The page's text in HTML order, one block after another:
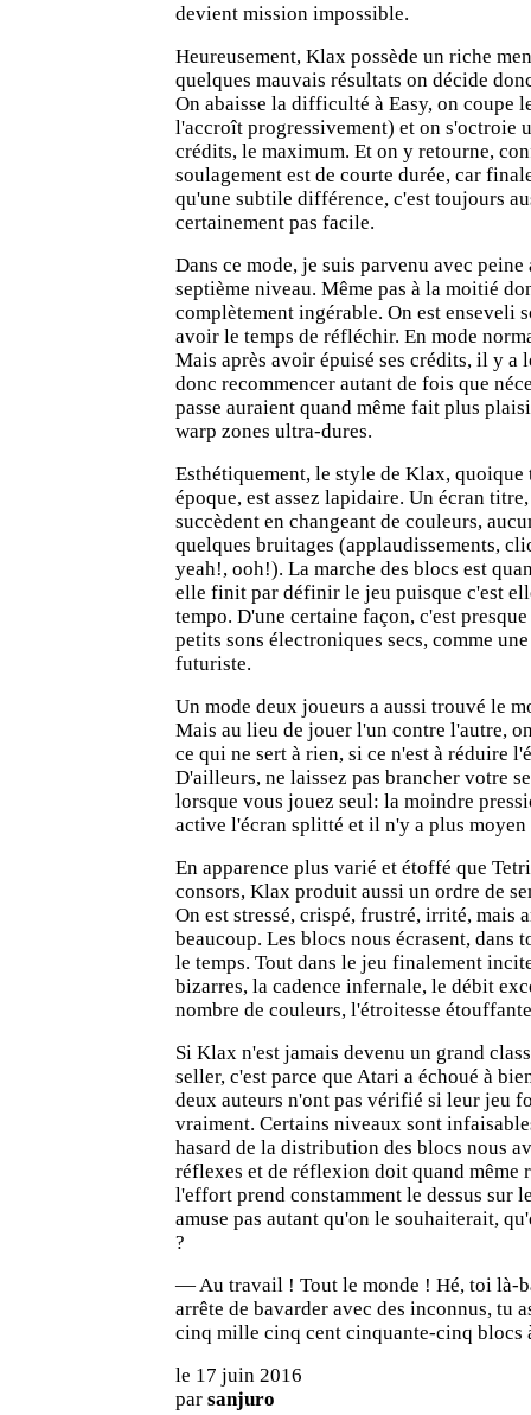
devient mission impossible.
Heureusement, Klax possède un riche
quelques mauvais résultats on décide
On abaisse la difficulté à Easy, on coupe
l'accroît progressivement) et on s'octroie
crédits, le maximum. Et on y retourne,
soulagement est de courte durée, car
qu'une subtile différence, c'est toujours
certainement pas facile.
Dans ce mode, je suis parvenu avec peine
septième niveau. Même pas à la moitié
complètement ingérable. On est enseveli
avoir le temps de réfléchir. En mode
Mais après avoir épuisé ses crédits, il y a
donc recommencer autant de fois que
passe auraient quand même fait plus
warp zones ultra-dures.
Esthétiquement, le style de Klax, quoique
époque, est assez lapidaire. Un écran
succèdent en changeant de couleurs,
quelques bruitages (applaudissements,
yeah!, ooh!). La marche des blocs est
elle finit par définir le jeu puisque c'est
tempo. D'une certaine façon, c'est
petits sons électroniques secs, comme
futuriste.
Un mode deux joueurs a aussi trouvé le
Mais au lieu de jouer l'un contre l'autre,
ce qui ne sert à rien, si ce n'est à réduire
D'ailleurs, ne laissez pas brancher votre
lorsque vous jouez seul: la moindre
active l'écran splitté et il n'y a plus
En apparence plus varié et étoffé que
consors, Klax produit aussi un ordre de
On est stressé, crispé, frustré, irrité, mais
beaucoup. Les blocs nous écrasent, dans
le temps. Tout dans le jeu finalement
bizarres, la cadence infernale, le débit
nombre de couleurs, l'étroitesse
Si Klax n'est jamais devenu un grand
seller, c'est parce que Atari a échoué à
deux auteurs n'ont pas vérifié si leur jeu
vraiment. Certains niveaux sont
hasard de la distribution des blocs nous
réflexes et de réflexion doit quand même
l'effort prend constamment le dessus sur
amuse pas autant qu'on le souhaiterait,
?
— Au travail ! Tout le monde ! Hé, toi là-
arrête de bavarder avec des inconnus, tu
cinq mille cinq cent cinquante-cinq blocs
le 17 juin 2016
par sanjuro